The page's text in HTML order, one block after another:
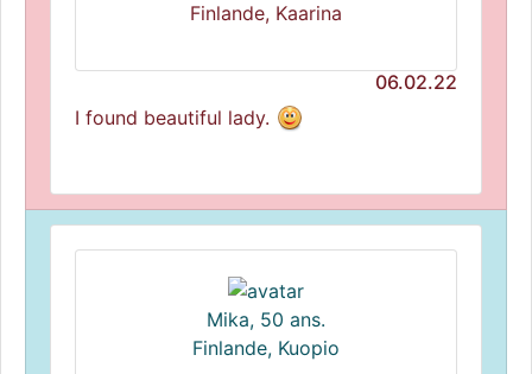
Finlande, Kaarina
06.02.22
I found beautiful lady.
Mika, 50 ans.
Finlande, Kuopio